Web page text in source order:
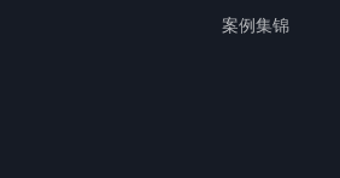
案例集锦